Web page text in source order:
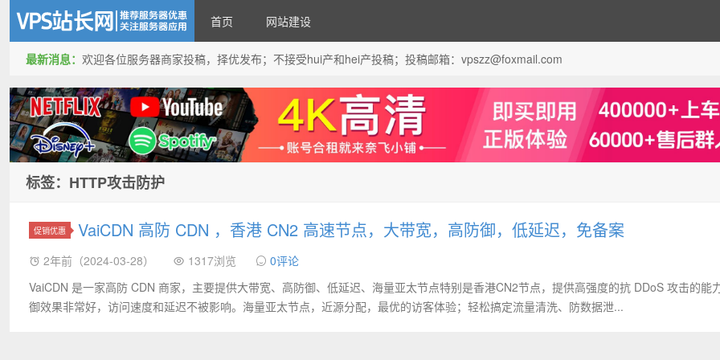
VPS站长网
首页 网站建设
最新消息： 欢迎各位服务器商家投稿，择优发布；不接受hui产和hei产投稿；投稿邮箱：vpszz@foxmail.com
标签：HTTP攻击防护
促销优惠 VaiCDN 高防 CDN ，香港 CN2 高速节点，大带宽，高防御，低延迟，免备案
2年前（2024-03-28） 1317浏览
0评论
VaiCDN 是一家高防 CDN 商家，主要提供大带宽、高防御、低延迟、海量亚太节点特别是香港CN2节点，提供高强度的抗 DDoS 攻击的能
御效果非常好，访问速度和延迟不被影响。海量亚太节点，近源分配，最优的访客体验；轻松搞定流量清洗、防数据泄...